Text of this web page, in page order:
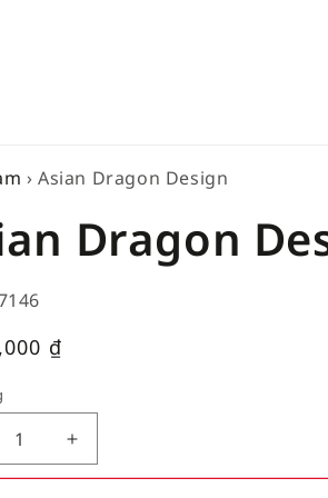
›Asian Dragon Design
Dragon
₫
Increase
quantity